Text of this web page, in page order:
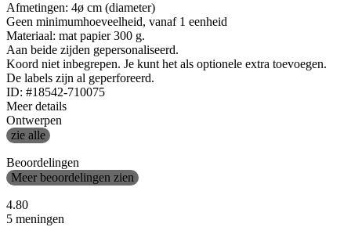
Afmetingen: 4ø cm (diameter)
Geen minimumhoeveelheid, vanaf 1 eenheid
Materiaal: mat papier 300 g.
Aan beide zijden gepersonaliseerd.
Koord niet inbegrepen. Je kunt het als optionele extra toevoegen.
De labels zijn al geperforeerd.
ID: #18542-710075
Meer details
Ontwerpen
zie alle
Beoordelingen
Meer beoordelingen zien
4.80
5 meningen